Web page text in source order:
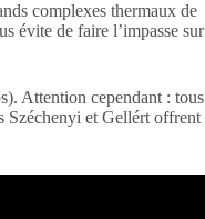
complexes thermaux de
évite de faire l’impasse sur
Attention cependant : tous
Széchenyi et Gellért offrent